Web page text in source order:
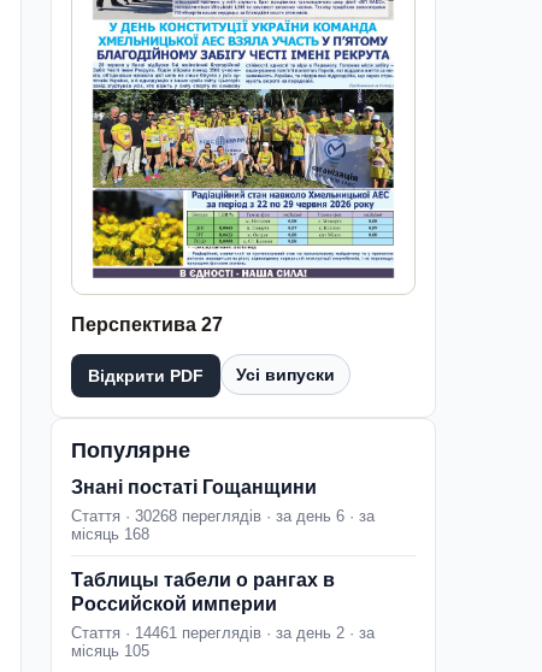
Перспектива 27
Відкрити PDF Усі випуски
Популярне
Знані постаті Гощанщини
Стаття · 30268 переглядів · за день 6 · за
місяць 168
Таблицы табели о рангах в
Российской империи
Стаття · 14461 переглядів · за день 2 · за
місяць 105